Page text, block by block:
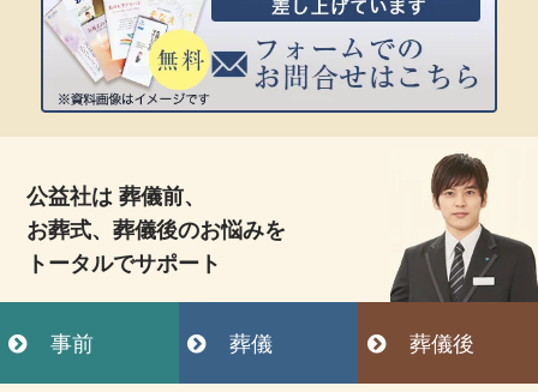
公益社は 葬儀前、
お葬式、葬儀後のお悩みを
トータルでサポート
事前 葬儀 葬儀後